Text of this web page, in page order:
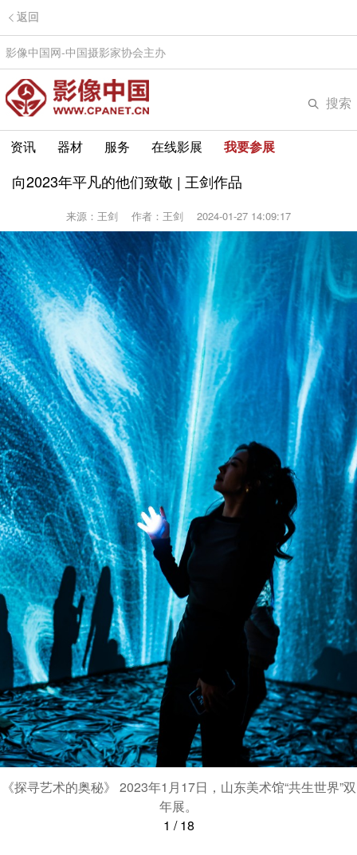
返回
影像中国网-中国摄影家协会主办
搜索
资讯 器材 服务 在线影展 我要参展
向2023年平凡的他们致敬 | 王剑作品
来源：王剑 作者：王剑 2024-01-27 14:09:17
《探寻艺术的奥秘》 2023年1月17日，山东美术馆“共生世界”双
年展。
1 /18